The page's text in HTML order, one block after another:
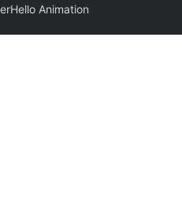
Hello Animation